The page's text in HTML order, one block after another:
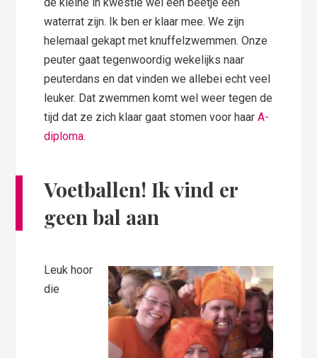
waterrat zijn. Ik ben er klaar mee. We zijn
helemaal gekapt met knuffelzwemmen. Onze
peuter gaat tegenwoordig wekelijks naar
peuterdans en dat vinden we allebei echt veel
leuker. Dat zwemmen komt wel weer tegen de
tijd dat ze zich klaar gaat stomen voor haarA-
diploma.
Voetballen! Ik vind er
geen bal aan
Leuk hoor
die